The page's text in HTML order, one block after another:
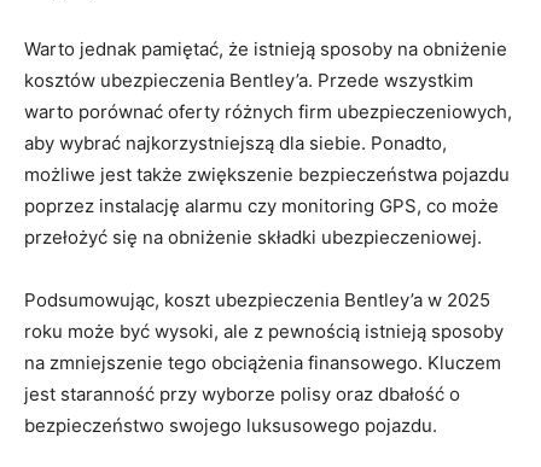
Warto jednak pamiętać, że istnieją sposoby​ na obniżenie​
kosztów ubezpieczenia‌ Bentley’a. Przede wszystkim
warto porównać oferty ⁢różnych firm ubezpieczeniowych,
aby wybrać​ najkorzystniejszą dla siebie. Ponadto,
możliwe jest także zwiększenie bezpieczeństwa pojazdu
poprzez instalację ‌alarmu czy monitoring GPS, co może‌
przełożyć się⁣ na ⁤obniżenie składki ubezpieczeniowej.
Podsumowując, koszt ubezpieczenia Bentley’a w‌ 2025⁢
roku może ​być⁤ wysoki, ale z pewnością‌ istnieją sposoby
na zmniejszenie ‍tego obciążenia ​finansowego.​ Kluczem
jest ⁢staranność⁢ przy wyborze polisy oraz dbałość o
bezpieczeństwo swojego luksusowego⁤ pojazdu.